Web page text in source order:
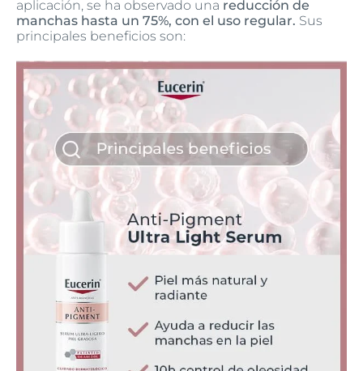
aplicación, se ha observado una reducción de
manchas hasta un 75%, con el uso regular. Sus
principales beneficios son: